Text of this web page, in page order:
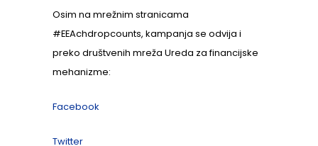
Osim na mrežnim stranicama
#EEAchdropcounts, kampanja se odvija i
preko društvenih mreža Ureda za financijske
mehanizme:
Facebook
Twitter